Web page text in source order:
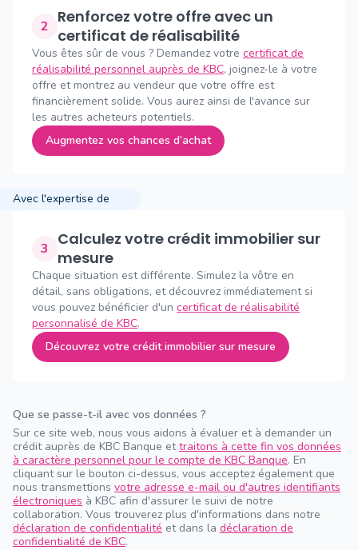
2 Renforcez votre offre avec un
certificat de réalisabilité
Vous êtes sûr de vous ? Demandez votre certificat de
réalisabilité personnel auprès de KBC, joignez-le à votre
offre et montrez au vendeur que votre offre est
financièrement solide. Vous aurez ainsi de l'avance sur
les autres acheteurs potentiels.
Augmentez vos chances d’achat
Avec l'expertise de
3
Calculez votre crédit immobilier sur
mesure
Chaque situation est différente. Simulez la vôtre en
détail, sans obligations, et découvrez immédiatement si
vous pouvez bénéficier d'un certificat de réalisabilité
personnalisé de KBC.
Découvrez votre crédit immobilier sur mesure
Que se passe-t-il avec vos données ?
Sur ce site web, nous vous aidons à évaluer et à demander un
crédit auprès de KBC Banque ettraitons à cette fin vos données
à caractère personnel pour le compte de KBC Banque. En
cliquant sur le bouton ci-dessus, vous acceptez également que
nous transmettions votre adresse e-mail ou d'autres identifiants
électroniques à KBC afin d'assurer le suivi de notre
collaboration. Vous trouverez plus d'informations dans notre
déclaration de confidentialité et dans la déclaration de
confidentialité de KBC.